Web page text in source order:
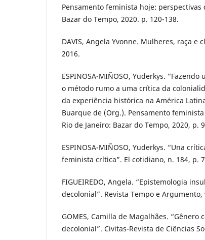
Pensamento feminista hoje: perspectivas
Bazar do Tempo, 2020. p. 120-138.
DAVIS, Angela Yvonne. Mulheres, raça e
2016.
ESPINOSA-MIÑOSO, Yuderkys.
o método rumo a uma crítica da
da experiência histórica na América
Buarque de (Org.). Pensamento
Rio de Janeiro: Bazar do Tempo, 2020, p.
ESPINOSA-MIÑOSO, Yuderkys. “Una
feminista crítica”. El cotidiano, n. 184, p.
FIGUEIREDO, Angela. “Epistemologia
decolonial”. Revista Tempo e Argumento,
GOMES, Camilla de Magalhães. “Gênero
decolonial”. Civitas-Revista de Ciências